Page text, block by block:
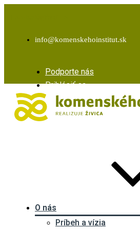
info@komenskehoinstitut.sk
Podporte nás
Prihlásiť sa
O nás
Príbeh a vízia